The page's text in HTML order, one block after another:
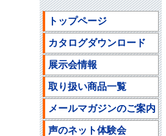
トップページ
カタログダウンロード
展示会情報
取り扱い商品一覧
メールマガジンのご案内
声のネット体験会